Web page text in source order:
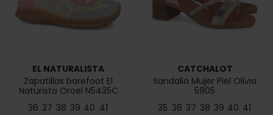
EL NATURALISTA
Zapatillas barefoot El
Naturista Oroel N5435C
36 37 38 39 40 41
CATCHALOT
Sandalia Mujer Piel Olivia
5905
35 36 37 38 39 40 41